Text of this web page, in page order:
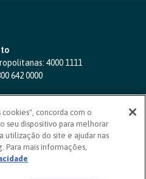
4000 1111
642 0000
4420
a sexta, das 8h às 20h)
de fala
concorda com o
seu dispositivo para melhorar
utilização do site e ajudar nas
Para mais informações,